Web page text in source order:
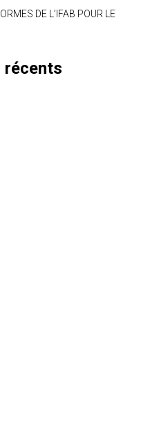
DE L’IFAB POUR LE
récents